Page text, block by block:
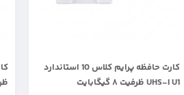
کارت حافظه پرایم کلاس 10 استاندارد
UHS-I U1 ظرفیت ۸ گیگابایت